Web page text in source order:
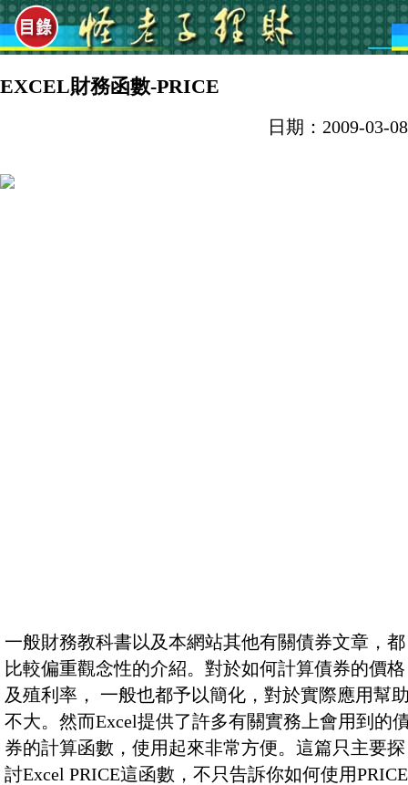
EXCEL財務函數-PRICE
日期：2009-03-08
一般財務教科書以及本網站其他有關債券文章，都
比較偏重觀念性的介紹。對於如何計算債券的價格
及殖利率， 一般也都予以簡化，對於實際應用幫
不大。然而Excel提供了許多有關實務上會用到的
券的計算函數，使用起來非常方便。這篇只主要探
討Excel PRICE這函數，不只告訴你如何使用PRICE